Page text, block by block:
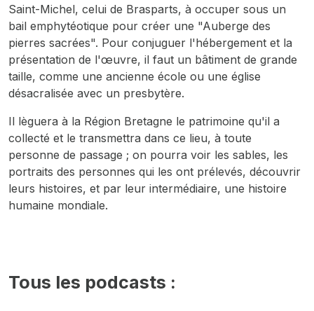
Saint-Michel, celui de Brasparts, à occuper sous un
bail emphytéotique pour créer une "Auberge des
pierres sacrées". Pour conjuguer l'hébergement et la
présentation de l'œuvre, il faut un bâtiment de grande
taille, comme une ancienne école ou une église
désacralisée avec un presbytère.
Il lèguera à la Région Bretagne le patrimoine qu'il a
collecté et le transmettra dans ce lieu, à toute
personne de passage ; on pourra voir les sables, les
portraits des personnes qui les ont prélevés, découvrir
leurs histoires, et par leur intermédiaire, une histoire
humaine mondiale.
Tous les podcasts :